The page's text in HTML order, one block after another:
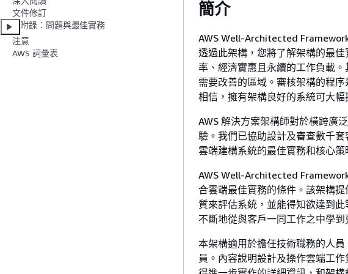
文件修訂
附錄：問題與最佳實務
注意
AWS 詞彙表
簡介
AWS Well-Architected
透過此架構，您將了解架構的最
率、經濟實惠且永續的工作負載
需要改善的區域。審核架構的程
相信，擁有架構良好的系統可大幅
AWS 解決方案架構師對於橫跨廣
驗。我們已協助設計及審查數千
雲端建構系統的最佳實務和核心策
AWS Well-Architected
合雲端最佳實務的條件。該架構
質來評估系統，並能得知欲達到
不斷地從與客戶一同工作之中學
本架構適用於擔任技術職務的人
員。內容說明設計及操作雲端工